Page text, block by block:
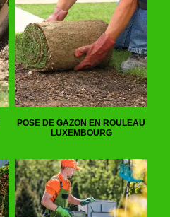
POSE DE GAZON EN ROULEAU
LUXEMBOURG